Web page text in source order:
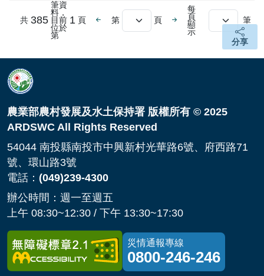
共 385
筆資
料，
目前
位於
第
1 頁 上一頁
選擇頁數
第 頁 下一頁
每
頁
顯
示
筆
頁面頂端
分享
分享
農業部農村發展及水土保持署 版權所有 © 2025
ARDSWC All Rights Reserved
54044 南投縣南投市中興新村光華路6號、府西路71
號、環山路3號
電話： (049)239-4300
辦公時間：週一至週五
上午 08:30~12:30 / 下午 13:30~17:30
災情通報專線
0800-246-246